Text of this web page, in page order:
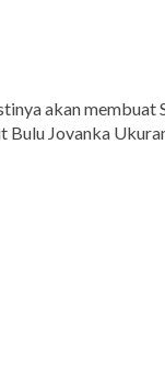
akan
Jovanka